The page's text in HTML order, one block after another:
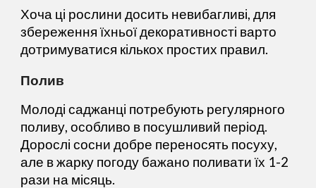
Хоча ці рослини досить невибагливі, для
збереження їхньої декоративності варто
дотримуватися кількох простих правил.
Полив
Молоді саджанці потребують регулярного
поливу, особливо в посушливий період.
Дорослі сосни добре переносять посуху,
але в жарку погоду бажано поливати їх 1-2
рази на місяць.